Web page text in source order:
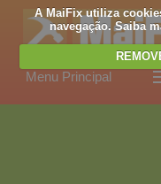
A MaiFix utiliza
navegação. Saiba
Menu Principal